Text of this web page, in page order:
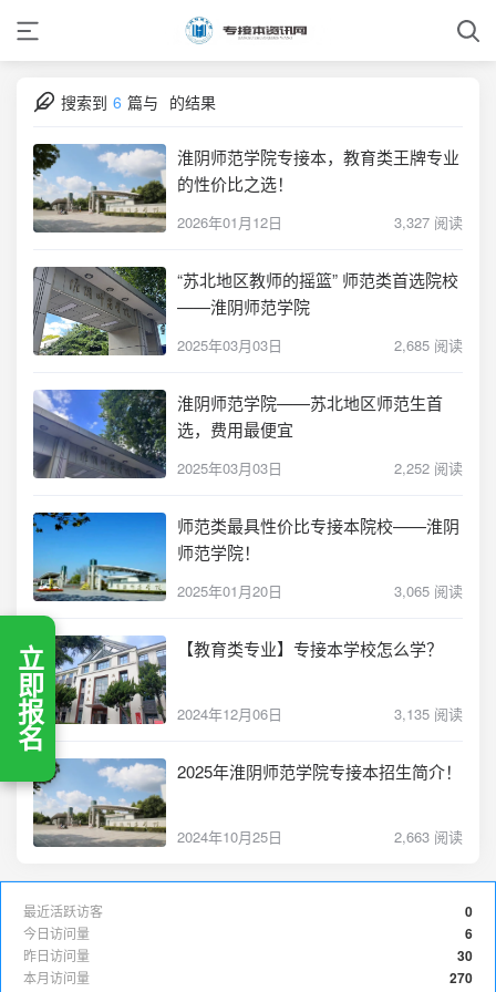
立即报名
搜索到 6 篇与 的结果
淮阴师范学院专接本，教育类王牌专业
的性价比之选！
2026年01月12日 3,327 阅读
“苏北地区教师的摇篮” 师范类首选院校
——淮阴师范学院
2025年03月03日 2,685 阅读
淮阴师范学院——苏北地区师范生首
选，费用最便宜
2025年03月03日 2,252 阅读
师范类最具性价比专接本院校——淮阴
师范学院！
2025年01月20日 3,065 阅读
【教育类专业】专接本学校怎么学？
2024年12月06日 3,135 阅读
2025年淮阴师范学院专接本招生简介！
2024年10月25日 2,663 阅读
0
最近活跃访客
6
今日访问量
30
昨日访问量
270
本月访问量